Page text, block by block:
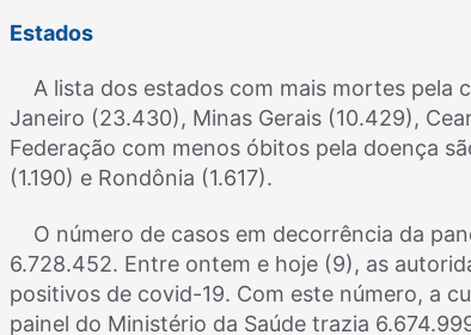
Estados
A lista dos estados com mais mortes pela
Janeiro (23.430), Minas Gerais (10.429),
Federação com menos óbitos pela doença
(1.190) e Rondônia (1.617).
O número de casos em decorrência da
6.728.452. Entre ontem e hoje (9), as
positivos de covid-19. Com este número, a
painel do Ministério da Saúde trazia